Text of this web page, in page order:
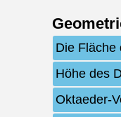
Die Fläche
Höhe des
Oktaeder-